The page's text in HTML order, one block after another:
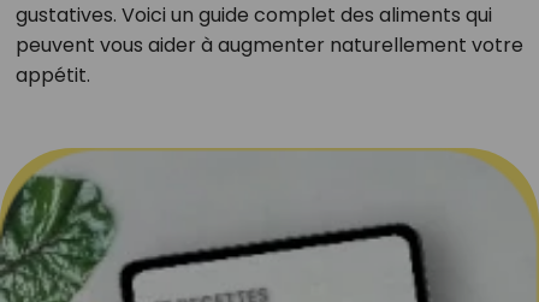
gustatives. Voici un guide complet des aliments qui
peuvent vous aider à augmenter naturellement votre
appétit.